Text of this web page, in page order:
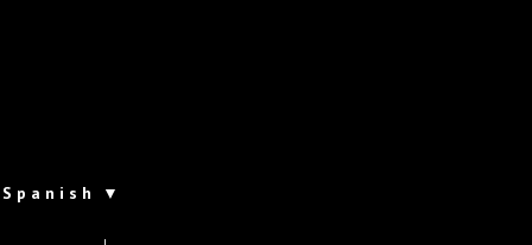
Spanish ▼